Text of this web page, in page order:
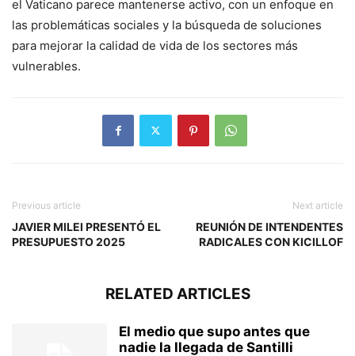
el Vaticano parece mantenerse activo, con un enfoque en
las problemáticas sociales y la búsqueda de soluciones
para mejorar la calidad de vida de los sectores más
vulnerables.
Previous article
JAVIER MILEI PRESENTÓ EL
PRESUPUESTO 2025
Next article
REUNIÓN DE INTENDENTES
RADICALES CON KICILLOF
RELATED ARTICLES
El medio que supo antes que
nadie la llegada de Santilli